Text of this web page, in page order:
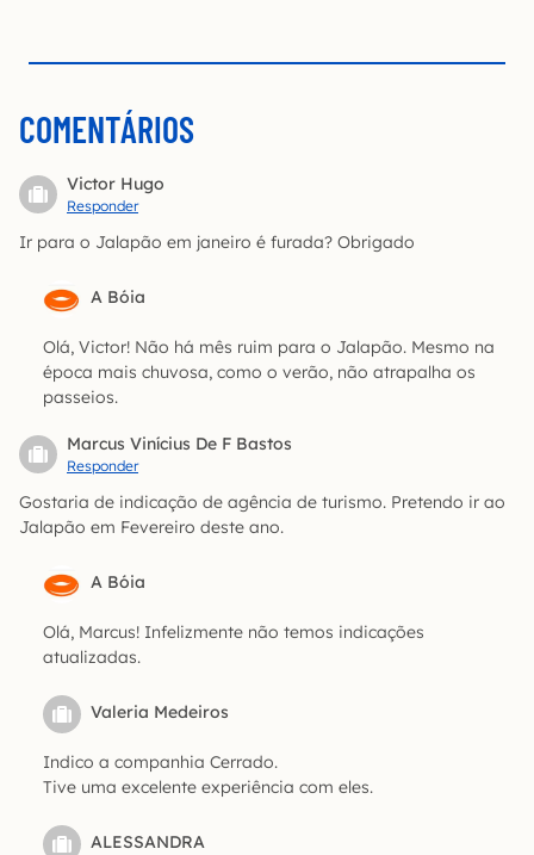
COMENTÁRIOS
Victor Hugo
Responder
Ir para o Jalapão em janeiro é furada? Obrigado
A Bóia
Olá, Victor! Não há mês ruim para o Jalapão. Mesmo na
época mais chuvosa, como o verão, não atrapalha os
passeios.
Marcus Vinícius De F Bastos
Responder
Gostaria de indicação de agência de turismo. Pretendo ir ao
Jalapão em Fevereiro deste ano.
A Bóia
Olá, Marcus! Infelizmente não temos indicações
atualizadas.
Valeria Medeiros
Indico a companhia Cerrado.
Tive uma excelente experiência com eles.
ALESSANDRA